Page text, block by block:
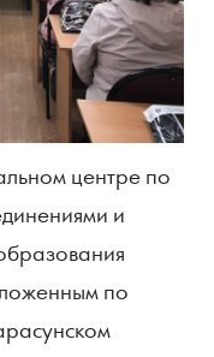
центре по
и
по